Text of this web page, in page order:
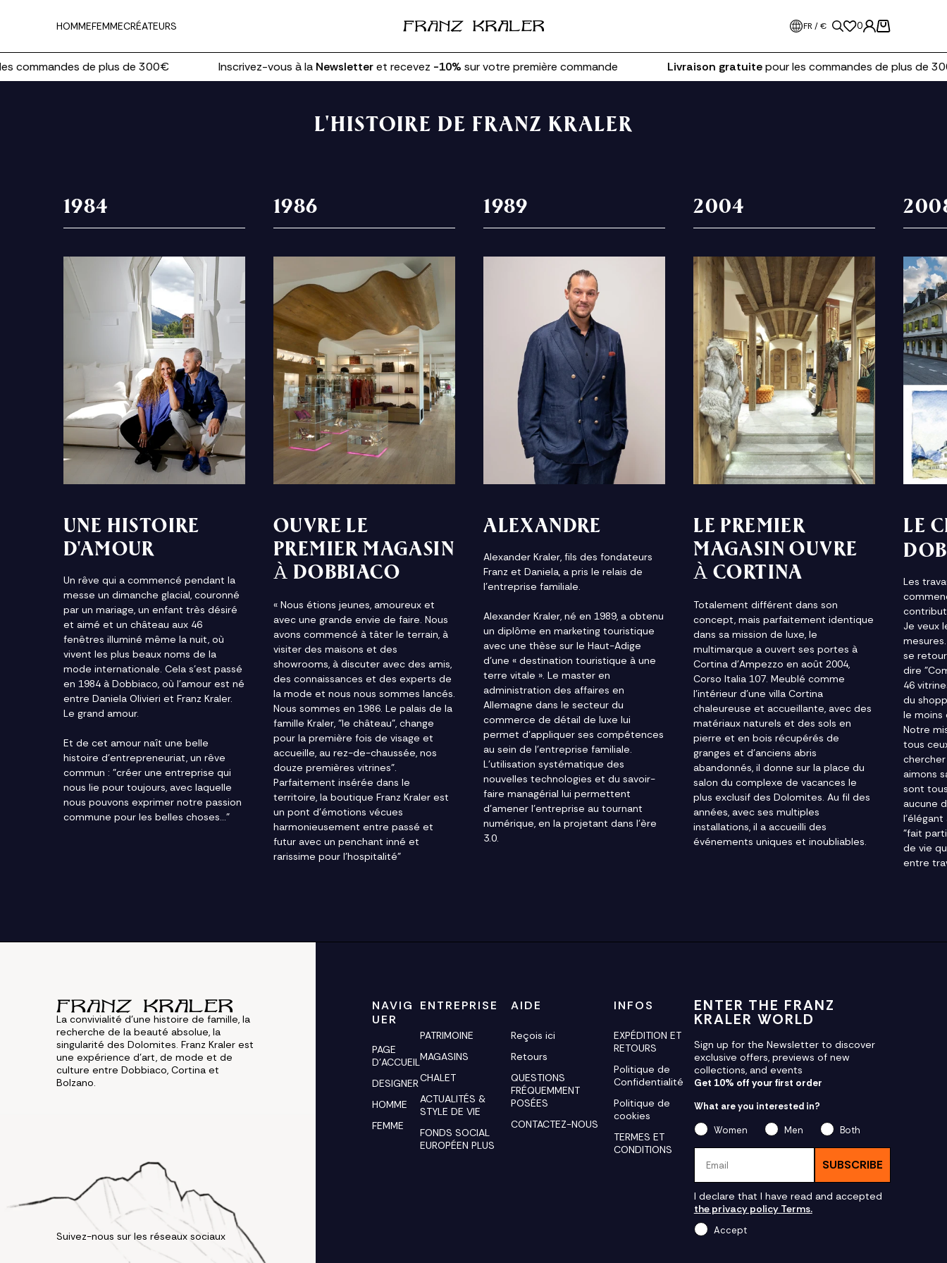
HOMMEFEMMECRÉATEURS FR / € 0
de plus de 300€ Inscrivez-vous à laNewsletteret recevez-10%sur votre première commande Livraison gratuitepour les commandes de plus de 300€
L'HISTOIRE DE FRANZ KRALER
1984
UNE HISTOIRE
D'AMOUR
Un rêve qui a commencé pendant la
messe un dimanche glacial, couronné
par un mariage, un enfant très désiré
et aimé et un château aux 46
fenêtres illuminé même la nuit, où
vivent les plus beaux noms de la
mode internationale. Cela s'est passé
en 1984 à Dobbiaco, où l'amour est né
entre Daniela Olivieri et Franz Kraler.
Le grand amour.
Et de cet amour naît une belle
histoire d'entrepreneuriat, un rêve
commun : "créer une entreprise qui
nous lie pour toujours, avec laquelle
nous pouvons exprimer notre passion
commune pour les belles choses..."
1986
OUVRE LE
PREMIER MAGASIN
À DOBBIACO
« Nous étions jeunes, amoureux et
avec une grande envie de faire. Nous
avons commencé à tâter le terrain, à
visiter des maisons et des
showrooms, à discuter avec des amis,
des connaissances et des experts de
la mode et nous nous sommes lancés.
Nous sommes en 1986. Le palais de la
famille Kraler, "le château", change
pour la première fois de visage et
accueille, au rez-de-chaussée, nos
douze premières vitrines".
Parfaitement insérée dans le
territoire, la boutique Franz Kraler est
un pont d'émotions vécues
harmonieusement entre passé et
futur avec un penchant inné et
rarissime pour l'hospitalité"
1989
ALEXANDRE
Alexander Kraler, fils des fondateurs
Franz et Daniela, a pris le relais de
l'entreprise familiale.
Alexander Kraler, né en 1989, a obtenu
un diplôme en marketing touristique
avec une thèse sur le Haut-Adige
d'une « destination touristique à une
terre vitale ». Le master en
administration des affaires en
Allemagne dans le secteur du
commerce de détail de luxe lui
permet d'appliquer ses compétences
au sein de l'entreprise familiale.
L'utilisation systématique des
nouvelles technologies et du savoir-
faire managérial lui permettent
d'amener l'entreprise au tournant
numérique, en la projetant dans l'ère
3.0.
2004
LE PREMIER
MAGASIN OUVRE
À CORTINA
Totalement différent dans son
concept, mais parfaitement identique
dans sa mission de luxe, le
multimarque a ouvert ses portes à
Cortina d'Ampezzo en août 2004,
Corso Italia 107. Meublé comme
l'intérieur d'une villa Cortina
chaleureuse et accueillante, avec des
matériaux naturels et des sols en
pierre et en bois récupérés de
granges et d'anciens abris
abandonnés, il donne sur la place du
salon du complexe de vacances le
plus exclusif des Dolomites. Au fil des
années, avec ses multiples
installations, il a accueilli des
événements uniques et inoubliables.
LE
Les
Je veux
se
dire
46
du
le moins
Notre
tous
aimons
sont
aucune
l'élégant
"fait
de vie
entre
La convivialité d'une histoire de famille, la
recherche de la beauté absolue, la
singularité des Dolomites. Franz Kraler est
une expérience d'art, de mode et de
culture entre Dobbiaco, Cortina et
Bolzano.
Suivez-nous sur les réseaux sociaux
NAVIG
UER
PAGE
D'ACCUEIL
DESIGNER
HOMME
FEMME
ENTREPRISE
PATRIMOINE
MAGASINS
CHALET
ACTUALITÉS &
STYLE DE VIE
FONDS SOCIAL
EUROPÉEN PLUS
AIDE
Reçois ici
Retours
QUESTIONS
FRÉQUEMMENT
POSÉES
CONTACTEZ-NOUS
INFOS
EXPÉDITION ET
RETOURS
Politique de
Confidentialité
Politique de
cookies
TERMES ET
CONDITIONS
ENTER THE FRANZ
KRALER WORLD
Sign up for the Newsletter to discover
exclusive offers, previews of new
collections, and events
Get 10% off your first order
What are you interested in?
Women
Men
Both
SUBSCRIBE
I declare that I have read and accepted
the privacy policy Terms.
Accept